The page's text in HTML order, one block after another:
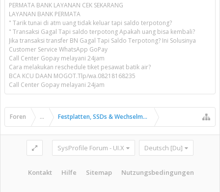
PERMATA BANK LAYANAN CEK SEKARANG
LAYANAN BANK PERMATA
" Tarik tunai di atm uang tidak keluar tapi saldo terpotong?
" Transaksi Gagal Tapi saldo terpotong Apakah uang bisa kembali?
Jika transaksi transfer BN Gagal Tapi Saldo Terpotong? Ini Solusinya
Customer Service WhatsApp GoPay
Call Center Gopay melayani 24jam
Cara melakukan reschedule tiket pesawat batik air?
BCA KCU DAAN MOGOT.Tlp/wa.08218168235
Call Center Gopay melayani 24jam
Foren ... Festplatten, SSDs & Wechselmedien
SysProfile Forum - UI.X Deutsch [Du]
Kontakt Hilfe Sitemap Nutzungsbedingungen